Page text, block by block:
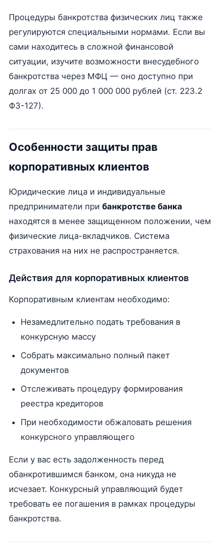
Процедуры банкротства физических лиц также
регулируются специальными нормами. Если вы
сами находитесь в сложной финансовой
ситуации, изучите возможности внесудебного
банкротства через МФЦ — оно доступно при
долгах от 25 000 до 1 000 000 рублей (ст. 223.2
ФЗ-127).
Особенности защиты прав
корпоративных клиентов
Юридические лица и индивидуальные
предприниматели при банкротстве банка
находятся в менее защищенном положении, чем
физические лица-вкладчиков. Система
страхования на них не распространяется.
Действия для корпоративных клиентов
Корпоративным клиентам необходимо:
Незамедлительно подать требования в
конкурсную массу
Собрать максимально полный пакет
документов
Отслеживать процедуру формирования
реестра кредиторов
При необходимости обжаловать решения
конкурсного управляющего
Если у вас есть задолженность перед
обанкротившимся банком, она никуда не
исчезает. Конкурсный управляющий будет
требовать ее погашения в рамках процедуры
банкротства.